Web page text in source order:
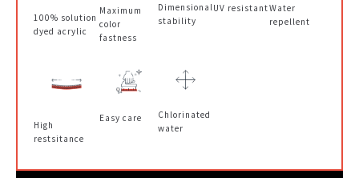
100% solution
dyed acrylic
Maximum
color
fastness
Dimensional
stability
UV resistantWater
repellent
High
restsitance
Easy care
Chlorinated
water